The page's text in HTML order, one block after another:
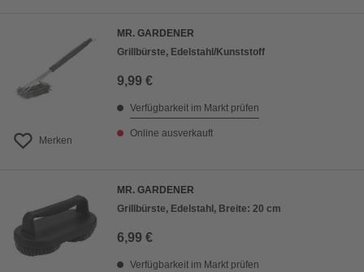
Merken
MR. GARDENER
Grillbürste, Edelstahl/Kunststoff
9,99 €
Verfügbarkeit im Markt prüfen
Online ausverkauft
MR. GARDENER
Grillbürste, Edelstahl, Breite: 20 cm
6,99 €
Verfügbarkeit im Markt prüfen